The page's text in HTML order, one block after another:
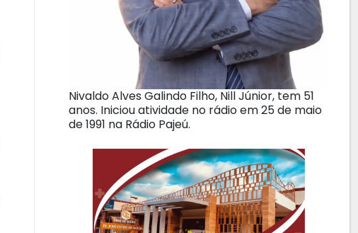
Nivaldo Alves Galindo Filho, Nill Júnior, tem 51
anos. Iniciou atividade no rádio em 25 de maio
de 1991 na Rádio Pajeú.